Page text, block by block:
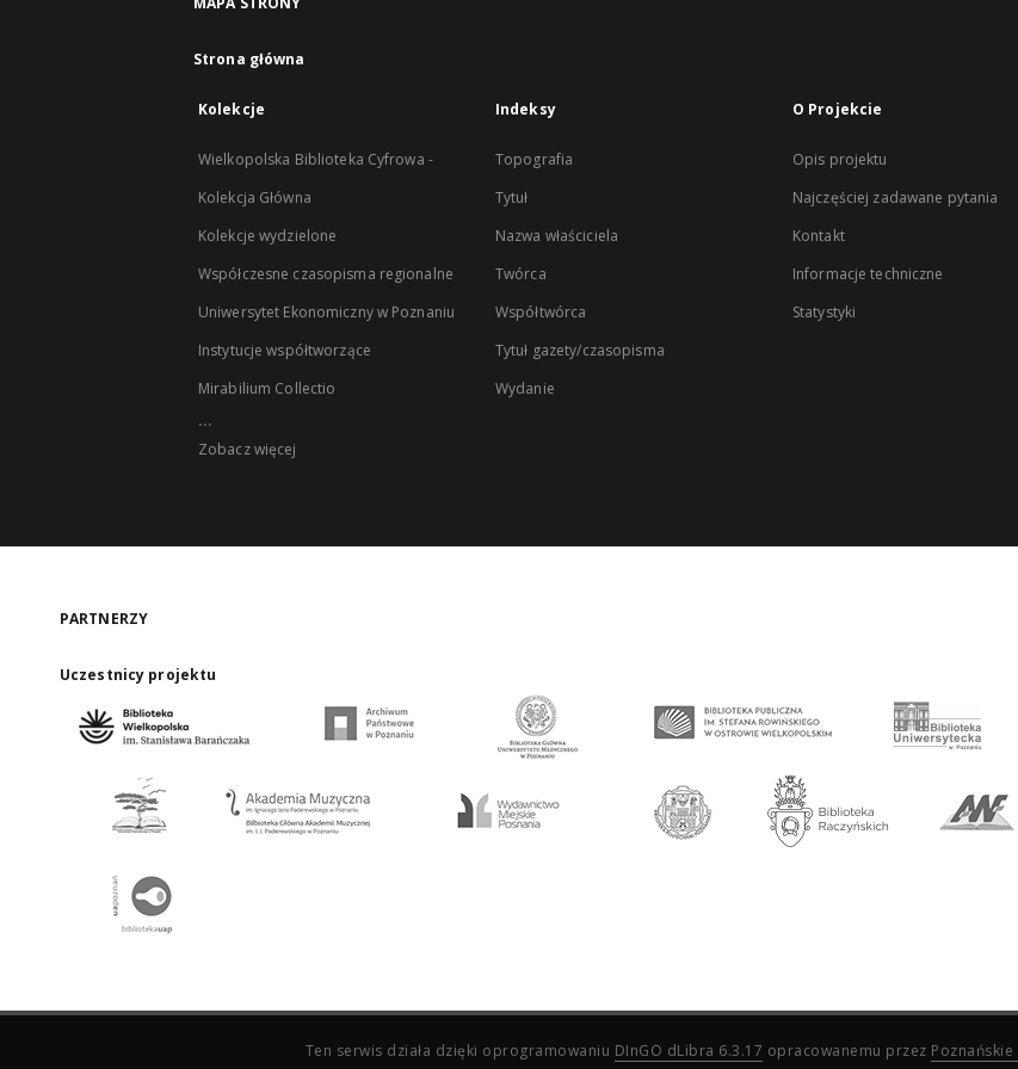
Strona główna
Kolekcje
Wielkopolska Biblioteka Cyfrowa -
Kolekcja Główna
Kolekcje wydzielone
Współczesne czasopisma regionalne
Uniwersytet Ekonomiczny w Poznaniu
Instytucje współtworzące
Mirabilium Collectio
...
Zobacz więcej
Indeksy
Topografia
Tytuł
Nazwa właściciela
Twórca
Współtwórca
Tytuł gazety/czasopisma
Wydanie
O Projekcie
Opis projektu
Najczęściej zadawane pytania
Kontakt
Informacje techniczne
Statystyki
PARTNERZY
Uczestnicy projektu
Ten serwis działa dzięki oprogramowaniu DInGO dLibra 6.3.17 opracowanemu przez